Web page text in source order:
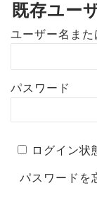
既存ユー
ユーザー名また
パスワード
ログイン状
パスワードを